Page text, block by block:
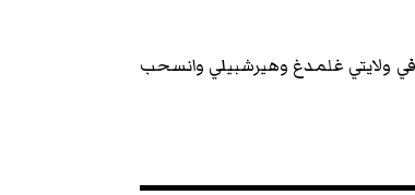
في ولايتي غلمدغ وهيرشبيلي وانسحب